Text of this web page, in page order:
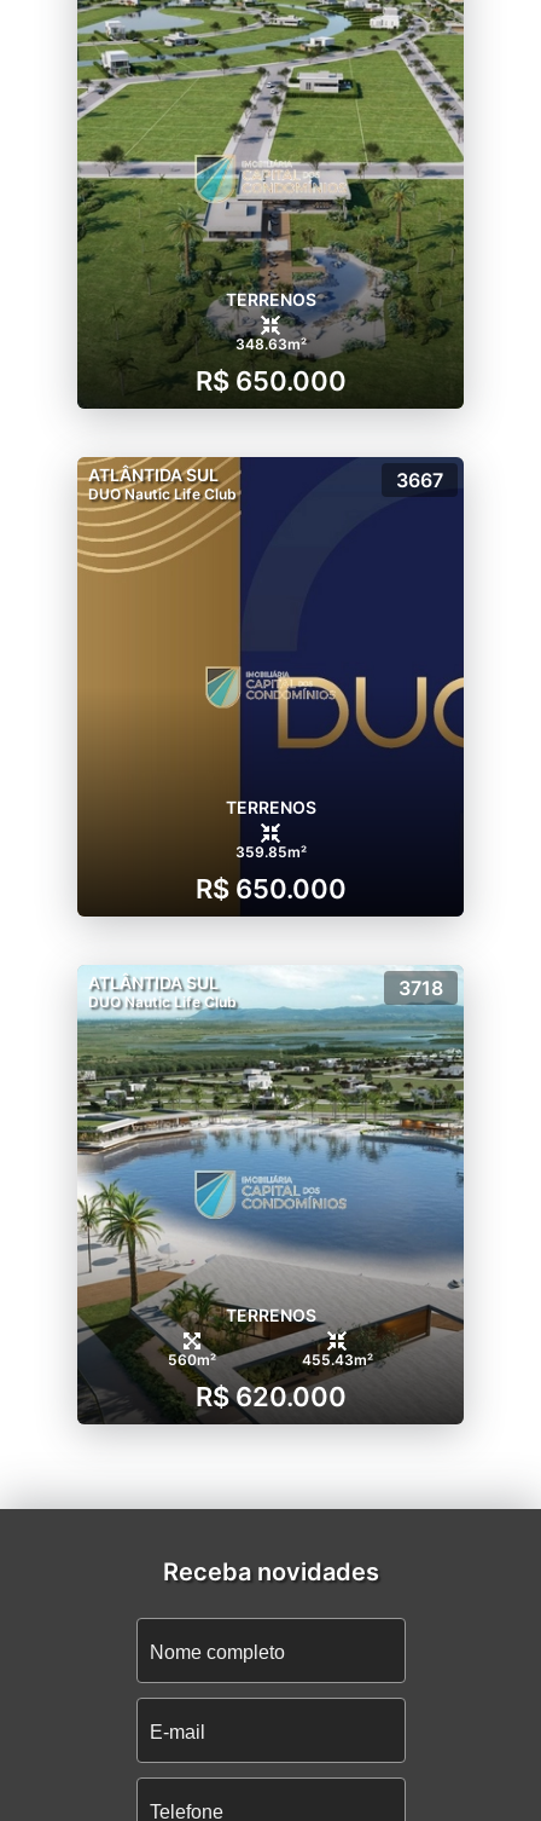
TERRENOS
348.63m²
R$ 650.000
ATLÂNTIDA SUL
DUO Nautic Life Club
3667
TERRENOS
359.85m²
R$ 650.000
ATLÂNTIDA SUL
DUO Nautic Life Club
3718
TERRENOS
560m² 455.43m²
R$ 620.000
Receba novidades